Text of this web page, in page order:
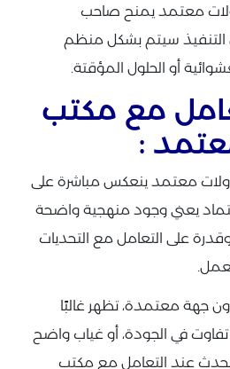
معتمد يمنح صاحب
التنفيذ سيتم بشكل منظم
أو الحلول المؤقتة.
مع مكتب
:
معتمد ينعكس مباشرة على
يعني وجود منهجية واضحة
على التعامل مع التحديات
جهة معتمدة، تظهر غالبًا
في الجودة، أو غياب واضح
يحدث عند التعامل مع مكتب